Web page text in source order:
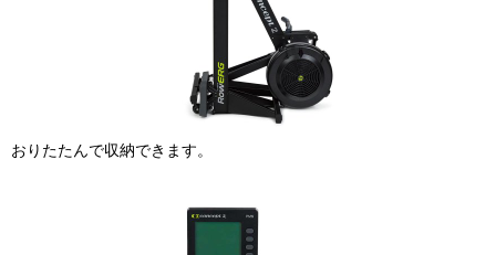
おりたたんで収納できます。